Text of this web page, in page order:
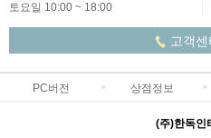
토요일 10:00 ~ 18:00
고객
PC버전 상점정보
(주)한독인